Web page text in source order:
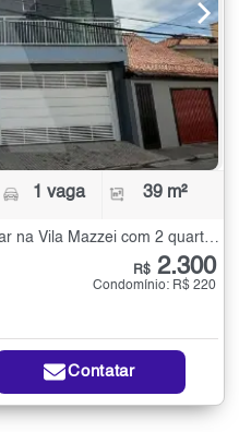
1 vaga 39 m²
R$ 2.300
Condomínio: R$ 220
Contatar